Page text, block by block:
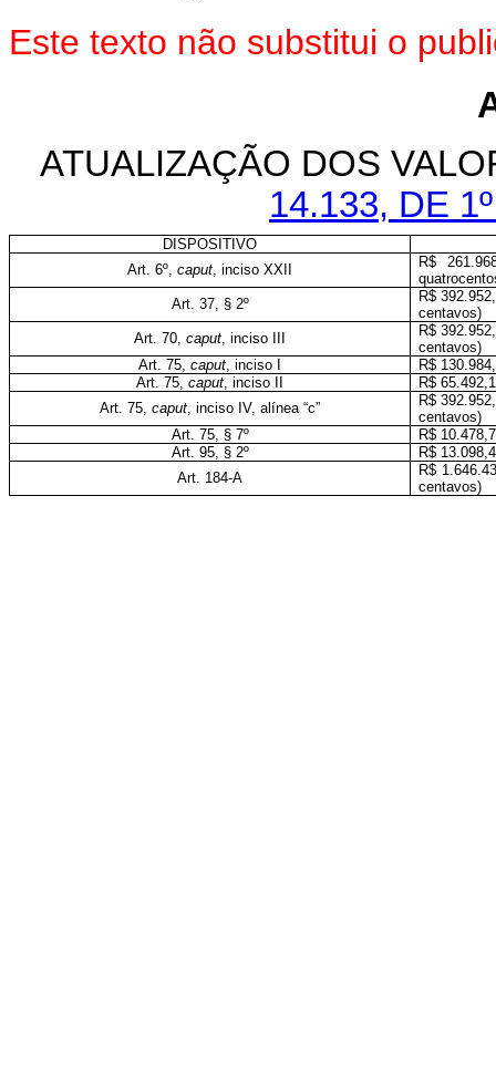
Este texto não substitui o
ATUALIZAÇÃO DOS
14.133, DE
DISPOSITIVO
Art. 6º, caput, inciso XXII
R$
Art. 37, § 2º
R$
centavos)
Art. 70, caput, inciso III
R$
centavos)
Art. 75, caput, inciso I
R$
Art. 75, caput, inciso II
R$
Art. 75, caput, inciso IV, alínea “c”
R$
centavos)
Art. 75, § 7º
R$
Art. 95, § 2º
R$
Art. 184-A
R$
centavos)